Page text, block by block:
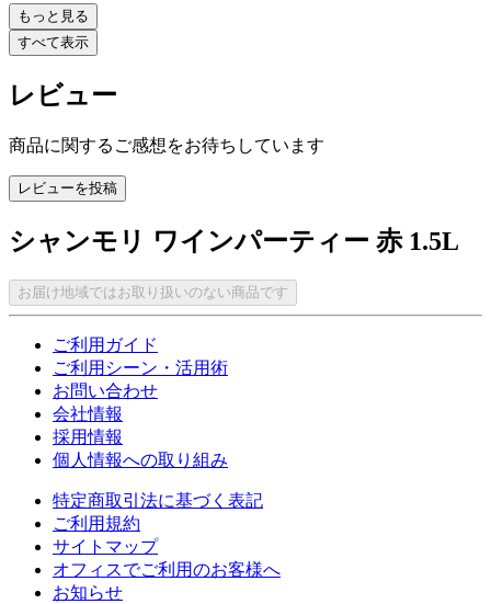
もっと見る
すべて表示
レビュー
商品に関するご感想をお待ちしています
レビューを投稿
シャンモリ ワインパーティー 赤 1.5L
お届け地域ではお取り扱いのない商品です
ご利用ガイド
ご利用シーン・活用術
お問い合わせ
会社情報
採用情報
個人情報への取り組み
特定商取引法に基づく表記
ご利用規約
サイトマップ
オフィスでご利用のお客様へ
お知らせ